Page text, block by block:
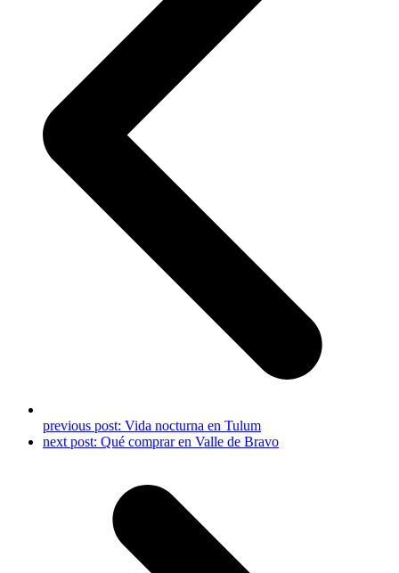
previous post: Vida nocturna en Tulum
next post: Qué comprar en Valle de Bravo